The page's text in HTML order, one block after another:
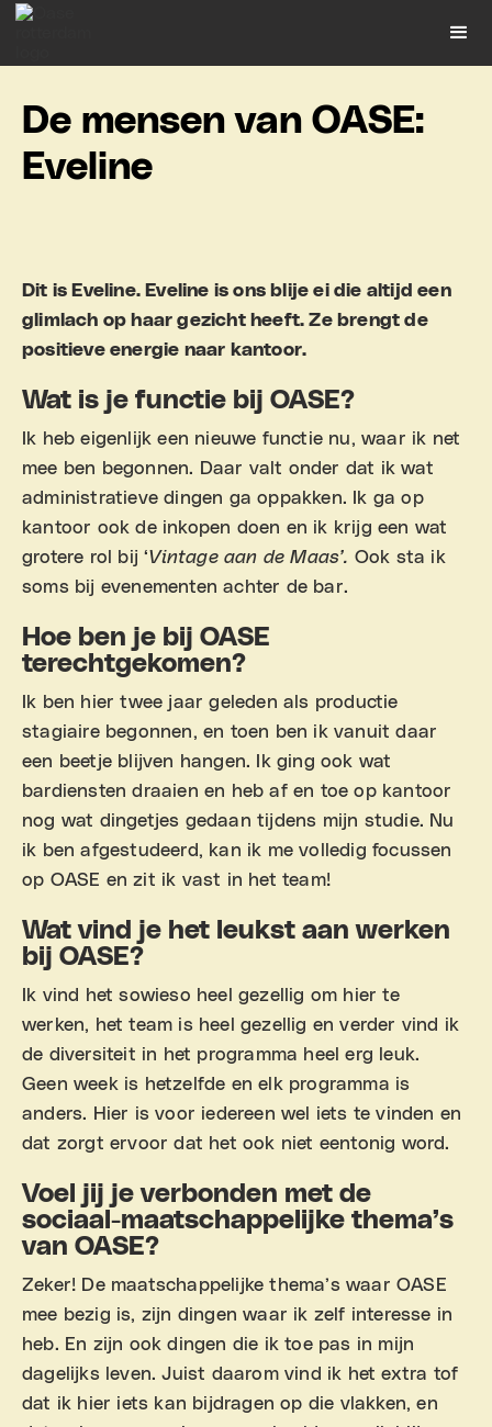
De mensen van OAS E:
Eve ine
Dit is Eveline. Eveline is ons blije ei die altijd een
glimlach op haar gezicht heeft. Ze brengt de
positieve energie naar kantoor.
Wat is je functie bij OASE?
Ik heb eigenlijk een nieuwe functie nu, waar ik net
mee ben begonnen. Daar valt onder dat ik wat
administratieve dingen ga oppakken. Ik ga op
kantoor ook de inkopen doen en ik krijg een wat
grotere rol bij ‘Vintage aan de Maas’. Ook sta ik
soms bij evenementen achter de bar.
Hoe ben je bij OASE
terechtgekomen?
Ik ben hier twee jaar geleden als productie
stagiaire begonnen, en toen ben ik vanuit daar
een beetje blijven hangen. Ik ging ook wat
bardiensten draaien en heb af en toe op kantoor
nog wat dingetjes gedaan tijdens mijn studie. Nu
ik ben afgestudeerd, kan ik me volledig focussen
op OASE en zit ik vast in het team!
Wat vind je het leukst aan werken
bij OASE?
Ik vind het sowieso heel gezellig om hier te
werken, het team is heel gezellig en verder vind ik
de diversiteit in het programma heel erg leuk.
Geen week is hetzelfde en elk programma is
anders. Hier is voor iedereen wel iets te vinden en
dat zorgt ervoor dat het ook niet eentonig word.
Voel jij je verbonden met de
sociaal-maatschappelijke thema’s
van OASE?
Zeker! De maatschappelijke thema’s waar OASE
mee bezig is, zijn dingen waar ik zelf interesse in
heb. En zijn ook dingen die ik toe pas in mijn
dagelijks leven. Juist daarom vind ik het extra tof
dat ik hier iets kan bijdragen op die vlakken, en